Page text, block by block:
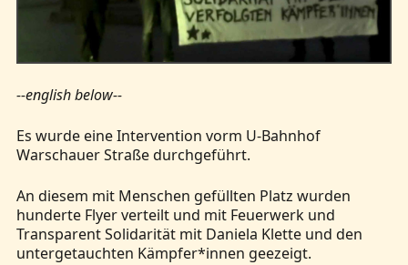
--english below--
Es wurde eine Intervention vorm U-Bahnhof
Warschauer Straße durchgeführt.
An diesem mit Menschen gefüllten Platz wurden
hunderte Flyer verteilt und mit Feuerwerk und
Transparent Solidarität mit Daniela Klette und den
untergetauchten Kämpfer*innen geezeigt.